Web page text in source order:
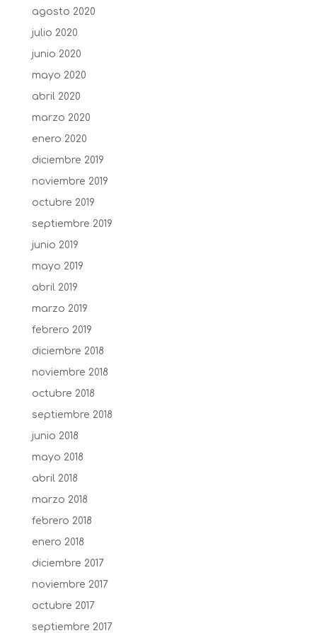
agosto 2020
julio 2020
junio 2020
mayo 2020
abril 2020
marzo 2020
enero 2020
diciembre 2019
noviembre 2019
octubre 2019
septiembre 2019
junio 2019
mayo 2019
abril 2019
marzo 2019
febrero 2019
diciembre 2018
noviembre 2018
octubre 2018
septiembre 2018
junio 2018
mayo 2018
abril 2018
marzo 2018
febrero 2018
enero 2018
diciembre 2017
noviembre 2017
octubre 2017
septiembre 2017